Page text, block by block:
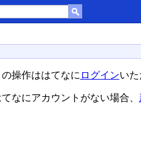
の操作ははてなに ログインい
てなにアカウントがない場合、